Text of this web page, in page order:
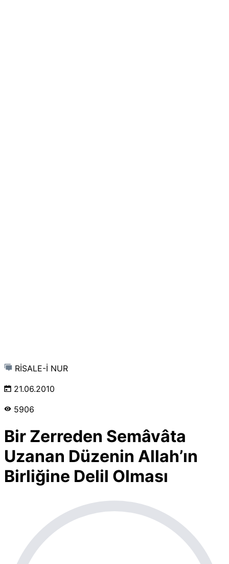
RİSALE-İ NUR
21.06.2010
5906
Bir Zerreden Semâvâta
Uzanan Düzenin Allah’ın
Birliğine Delil Olması